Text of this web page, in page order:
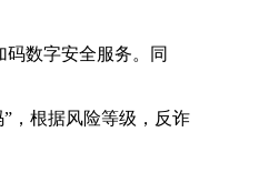
码数字安全服务。同
，根据风险等级，反诈